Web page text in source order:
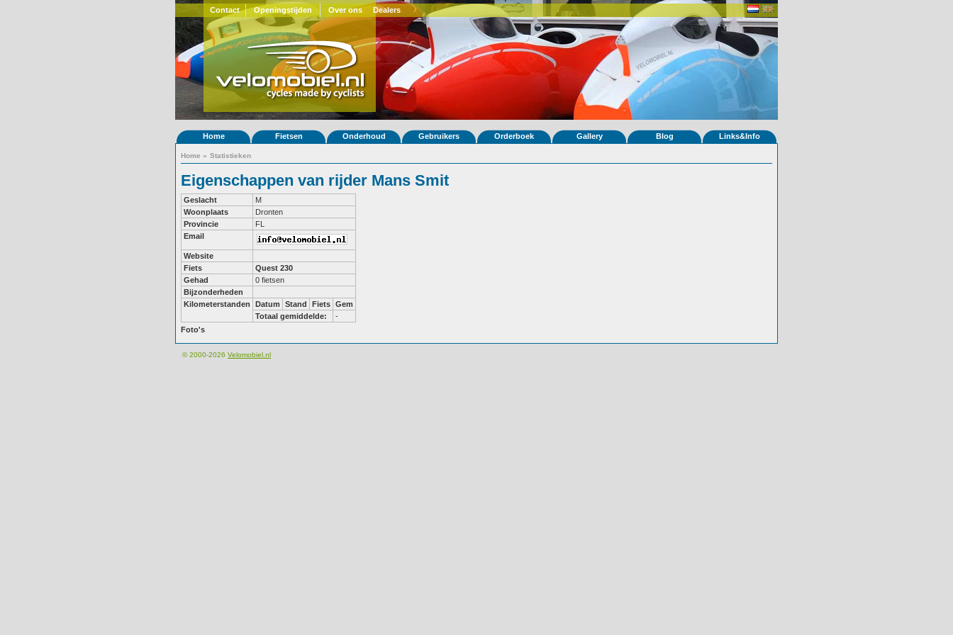
Contact Openingstijden Over ons Dealers
Home Fietsen Onderhoud Gebruikers Orderboek Gallery Blog Links&Info
Home » Statistieken
Eigenschappen van rijder Mans Smit
Geslacht
M
Woonplaats
Dronten
Provincie
FL
Email
Website
Fiets
Quest 230
Gehad
0 fietsen
Bijzonderheden
Kilometerstanden
Datum Stand Fiets Gem
Totaal gemiddelde:
-
Foto's
© 2000-2026 Velomobiel.nl